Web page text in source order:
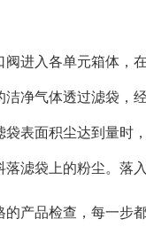
进入各单元箱体
净气体透过滤袋
表面积尘达到量
落滤袋上的粉尘。落
产品检查，每一步